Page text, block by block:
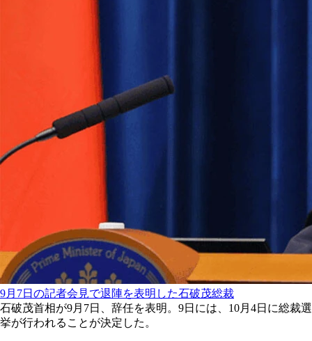
9月7日の記者会見で退陣を表明した石破茂総裁
石破茂首相が9月7日、辞任を表明。9日には、10月4日に総裁選
挙が行われることが決定した。